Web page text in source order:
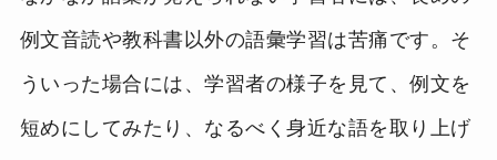
例文音読や教科書以外の語彙学習は苦痛です。そ
ういった場合には、学習者の様子を見て、例文を
短めにしてみたり、なるべく身近な語を取り上げ